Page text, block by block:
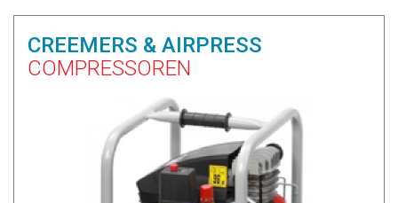
CREEMERS & AIRPRESS
COMPRESSOREN